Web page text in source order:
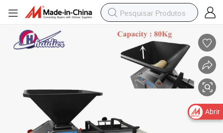
Caixa de massa de pizza Material holandês máquina de pão bola
Abrir